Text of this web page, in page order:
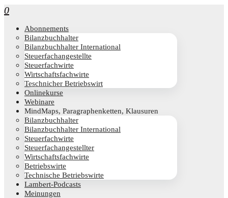
0
Abon­ne­ments
Bilanz­buch­hal­ter
Bilanz­buch­hal­ter International
Steu­er­fach­an­ge­stell­te
Steu­er­fach­wir­te
Wirt­schafts­fach­wir­te
Teschni­cher Betriebswirt
Online­kur­se
Web­i­na­re
Mind­Maps, Para­gra­phen­ket­ten, Klausuren
Bilanz­buch­hal­ter
Bilanz­buch­hal­ter International
Steu­er­fach­wir­te
Steu­er­fach­an­ge­stell­ter
Wirt­schafts­fach­wir­te
Betriebs­wir­te
Tech­ni­sche Betriebswirte
Lam­­bert-Pod­­casts
Mei­nun­gen